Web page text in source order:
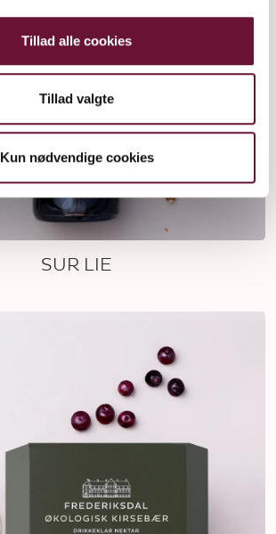
Tillad alle cookies
Tillad valgte
Kun nødvendige cookies
SUR LIE